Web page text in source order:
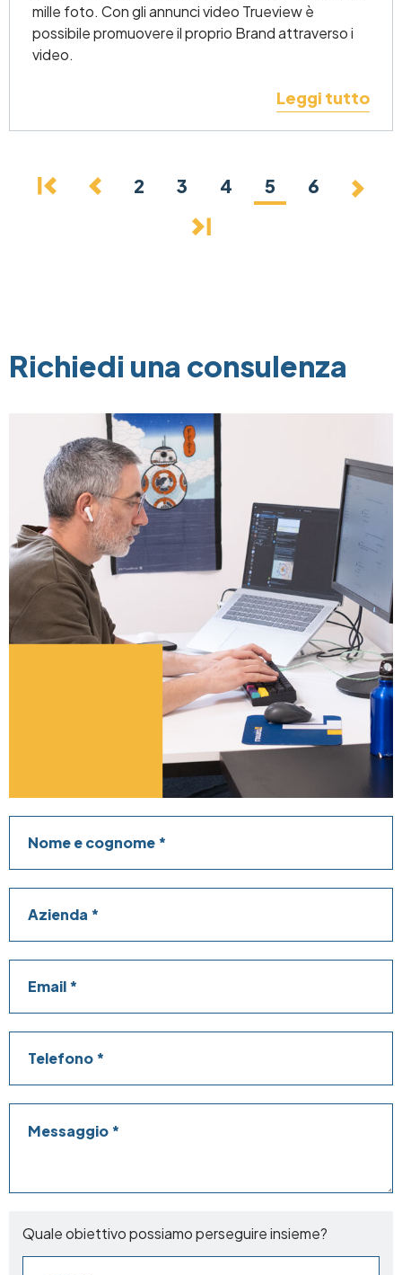
mille foto. Con gli annunci video Trueview è
possibile promuovere il proprio Brand attraverso i
video.
Leggi tutto
Pagination
First pagePrevious page
Page
2 Page
3 Page
4 Current page
5 Page
6
Next
Last page
Richiedi una consulenza
Quale obiettivo possiamo perseguire insieme?